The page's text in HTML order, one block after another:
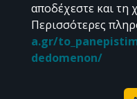
Εκτός αν αναφέρεται
αποδέχεστε και τη
Περισσότερες
a.gr/
dedomenon/